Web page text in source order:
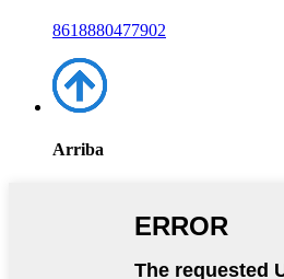
8618880477902
Arriba